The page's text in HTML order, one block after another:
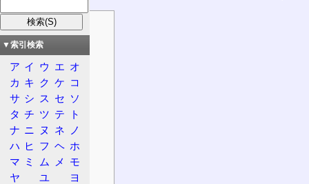
目次
概要
符号化
オペコード
32ビット
64ビット
表記方法
2バイトVEX
由来
▼索引検索
ア イ ウ エ オ
カ キ ク ケ コ
サ シ ス セ ソ
タ チ ツ テ
ト
ナ ニ ヌ ネ
ノ
ハ ヒ フ ヘ ホ
マ ミ ム メ
モ
ヤ
ユ
ヨ